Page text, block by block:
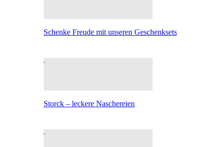
Schenke Freude mit unseren Geschenksets
Storck – leckere Naschereien